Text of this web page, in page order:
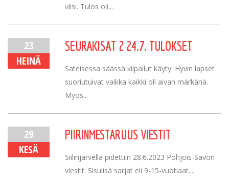
viisi. Tulos oli...
23
HEINÄ
SEURAKISAT 2 24.7. TULOKSET
Sateisessa säässä kilpailut käyty. Hyvin lapset
suoriutuivat vaikka kaikki oli aivan märkänä.
Myös...
29
KESÄ
PIIRINMESTARUUS VIESTIT
Siilinjärvellä pidettiin 28.6.2023 Pohjois-Savon
viestit. Sisulisä sarjat eli 9-15-vuotiaat....